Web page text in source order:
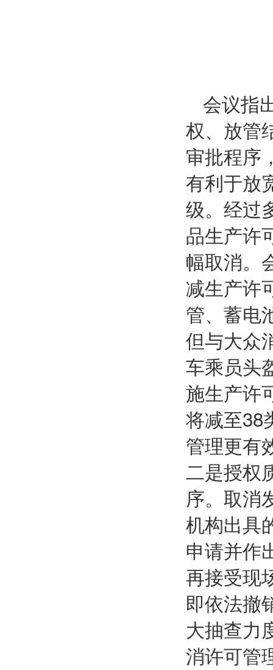
会议指
权、放管
审批程序
有利于放
级。经过
品生产许
幅取消。
减生产许
管、蓄电
但与大众
车乘员头
施生产许
将减至38
管理更有
二是授权
序。取消
机构出具
申请并作
再接受现
即依法撤
大抽查力
消许可管